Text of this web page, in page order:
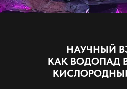
НАУЧНЫЙ
КАК ВОДОПАД